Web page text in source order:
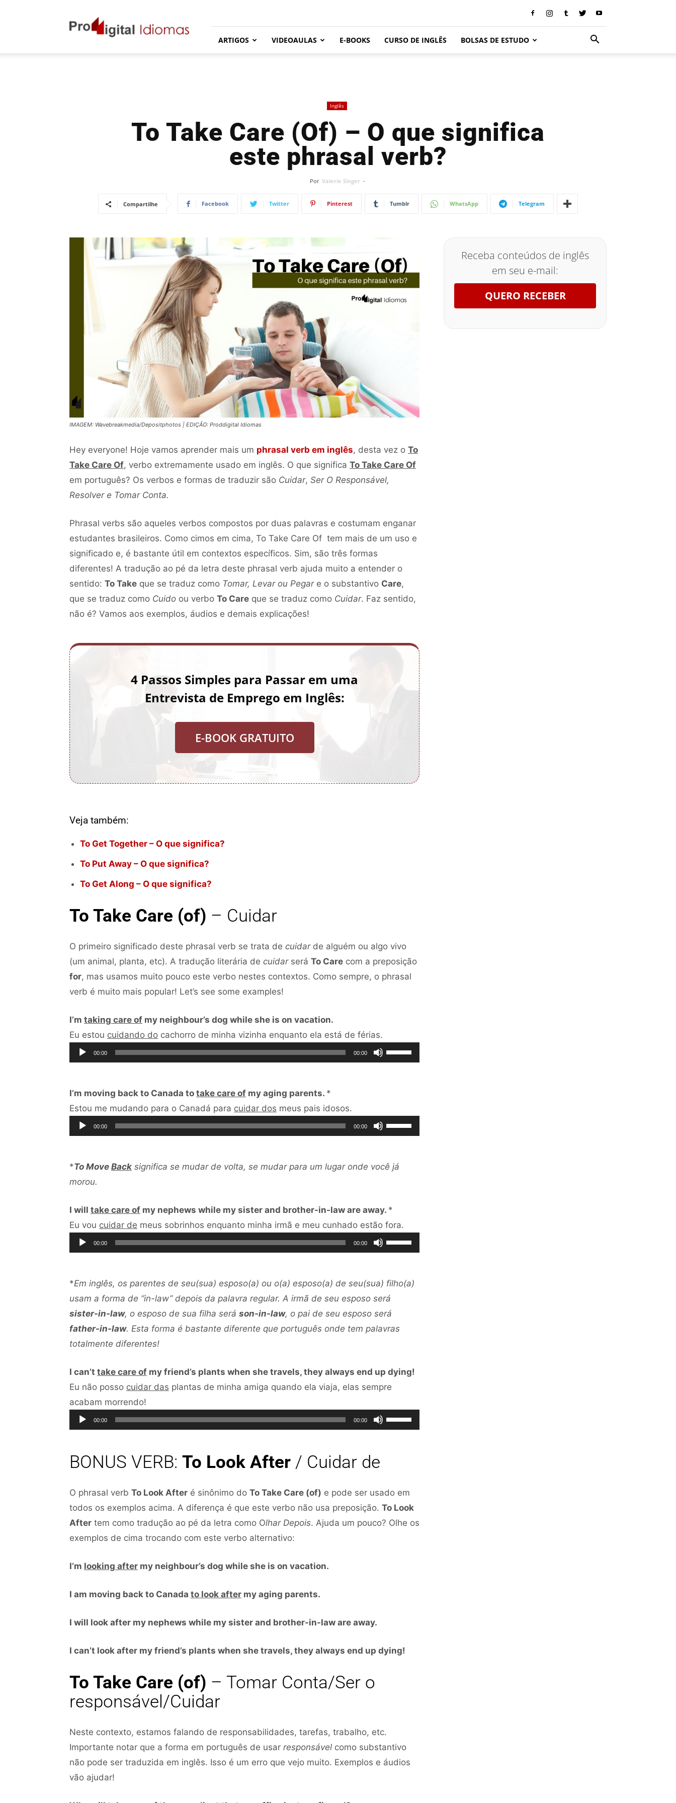
ARTIGOS VIDEOAULAS E-BOOKS CURSO DE INGLÊS BOLSAS DE ESTUDO
Inglês
To Take Care (Of) – O que significa
este phrasal verb?
Por Valerie Singer -
Compartilhe Facebook Twitter Pinterest Tumblr WhatsApp Telegram
IMAGEM: Wavebreakmedia/Depositphotos | EDIÇÃO: Proddigital Idiomas
Hey everyone! Hoje vamos aprender mais um phrasal verb em inglês, desta vez o To
Take Care Of, verbo extremamente usado em inglês. O que significa To Take Care Of
em português? Os verbos e formas de traduzir são Cuidar, Ser O Responsável,
Resolver e Tomar Conta.
Phrasal verbs são aqueles verbos compostos por duas palavras e costumam enganar
estudantes brasileiros. Como cimos em cima, To Take Care Of tem mais de um uso e
significado e, é bastante útil em contextos específicos. Sim, são três formas
diferentes! A tradução ao pé da letra deste phrasal verb ajuda muito a entender o
sentido: To Take que se traduz como Tomar, Levar ou Pegare o substantivo Care,
que se traduz como Cuido ou verbo To Care que se traduz como Cuidar. Faz sentido,
não é? Vamos aos exemplos, áudios e demais explicações!
4 Passos Simples para Passar em uma
Entrevista de Emprego em Inglês:
E-BOOK GRATUITO
Veja também:
To Get Together – O que significa?
To Put Away – O que significa?
To Get Along – O que significa?
To Take Care (of) – Cuidar
O primeiro significado deste phrasal verb se trata de cuidarde alguém ou algo vivo
(um animal, planta, etc). A tradução literária de cuidarserá To Care com a preposição
for, mas usamos muito pouco este verbo nestes contextos. Como sempre, o phrasal
verb é muito mais popular! Let’s see some examples!
I’m taking care of my neighbour’s dog while she is on vacation.
Eu estou cuidando do cachorro de minha vizinha enquanto ela está de férias.
de
áudio
00:00 00:00
Use
as
ou
para
diminuir
o
volume.
I’m moving back to Canada to take care of my aging parents. *
Estou me mudando para o Canadá para cuidar dos meus pais idosos.
de
áudio
00:00 00:00
Use
as
para
para
baixo
para
diminuir
o
volume.
*To Move Back significa se mudar de volta, se mudar para um lugar onde você já
morou.
I will take care of my nephews while my sister and brother-in-law are away. *
Eu vou cuidar de meus sobrinhos enquanto minha irmã e meu cunhado estão fora.
de
áudio
00:00 00:00
Use
as
para
cima
ou
para
aumentar
ou
o
*Em inglês, os parentes de seu(sua) esposo(a) ou o(a) esposo(a) de seu(sua) filho(a)
usam a forma de “in-law” depois da palavra regular. A irmã de seu esposo será
sister-in-law, o esposo de sua filha será son-in-law, o pai de seu esposo será
father-in-law. Esta forma é bastante diferente que português onde tem palavras
totalmente diferentes!
I can’t take care of my friend’s plants when she travels, they always end up dying!
Eu não posso cuidar das plantas de minha amiga quando ela viaja, elas sempre
acabam morrendo!
de
áudio
00:00 00:00
Use
as
ou
para
baixo
BONUS VERB: To Look After / Cuidar de
O phrasal verb To Look After é sinônimo do To Take Care (of) e pode ser usado em
todos os exemplos acima. A diferença é que este verbo não usa preposição. To Look
After tem como tradução ao pé da letra como Olhar Depois. Ajuda um pouco? Olhe os
exemplos de cima trocando com este verbo alternativo:
I’m looking after my neighbour’s dog while she is on vacation.
I am moving back to Canada to look after my aging parents.
I will look after my nephews while my sister and brother-in-law are away.
I can’t look after my friend’s plants when she travels, they always end up dying!
To Take Care (of) – Tomar Conta/Ser o
responsável/Cuidar
Neste contexto, estamos falando de responsabilidades, tarefas, trabalho, etc.
Importante notar que a forma em português de usar responsável como substantivo
não pode ser traduzida em inglês. Isso é um erro que vejo muito. Exemplos e áudios
vão ajudar!
Receba conteúdos de inglês
em seu e-mail:
QUERO RECEBER